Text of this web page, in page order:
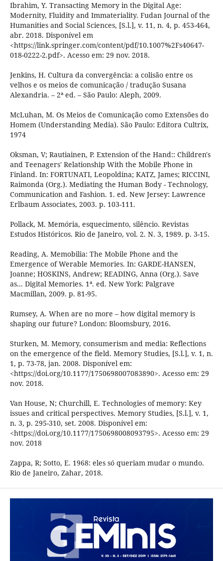
Ibrahim, Y. Transacting Memory in the Digital Age:
Modernity, Fluidity and Immateriality. Fudan Journal of the
Humanities and Social Sciences, [S.l.], v. 11, n. 4, p. 453-464,
abr. 2018. Disponível em
<https://link.springer.com/content/pdf/10.1007%2Fs40647-
018-0222-2.pdf>. Acesso em: 29 nov. 2018.
Jenkins, H. Cultura da convergência: a colisão entre os
velhos e os meios de comunicação / tradução Susana
Alexandria. – 2ª ed. – São Paulo: Aleph, 2009.
McLuhan, M. Os Meios de Comunicação como Extensões do
Homem (Understanding Media). São Paulo: Editora Cultrix,
1974
Oksman, V; Rautiainen, P. Extension of the Hand:: Children's
and Teenagers' Relationship With the Mobile Phone in
Finland. In: FORTUNATI, Leopoldina; KATZ, James; RICCINI,
Raimonda (Org.). Mediating the Human Body - Technology,
Communication and Fashion. 1. ed. New Jersey: Lawrence
Erlbaum Associates, 2003. p. 103-111.
Pollack, M. Memória, esquecimento, silêncio. Revistas
Estudos Históricos. Rio de Janeiro, vol. 2. N. 3, 1989. p. 3-15.
Reading, A. Memobilia: The Mobile Phone and the
Emergence of Werable Memories. In: GARDE-HANSEN,
Joanne; HOSKINS, Andrew; READING, Anna (Org.). Save
as... Digital Memories. 1ª. ed. New York: Palgrave
Macmillan, 2009. p. 81-95.
Rumsey, A. When are no more – how digital memory is
shaping our future? London: Bloomsbury, 2016.
Sturken, M. Memory, consumerism and media: Reflections
on the emergence of the field. Memory Studies, [S.l.], v. 1, n.
1, p. 73-78, jan. 2008. Disponível em:
<https://doi.org/10.1177/1750698007083890>. Acesso em: 29
nov. 2018.
Van House, N; Churchill, E. Technologies of memory: Key
issues and critical perspectives. Memory Studies, [S.l.], v. 1,
n. 3, p. 295-310, set. 2008. Disponível em:
<https://doi.org/10.1177/1750698008093795>. Acesso em: 29
nov. 2018
Zappa, R; Sotto, E. 1968: eles só queriam mudar o mundo.
Rio de Janeiro, Zahar, 2018.